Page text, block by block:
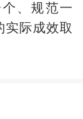
、规范一
实际成效取